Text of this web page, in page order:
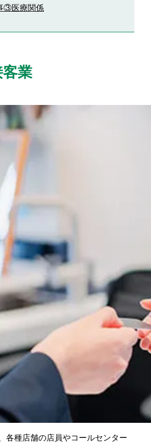
③医療関係
業
各種店舗の店員やコールセンター